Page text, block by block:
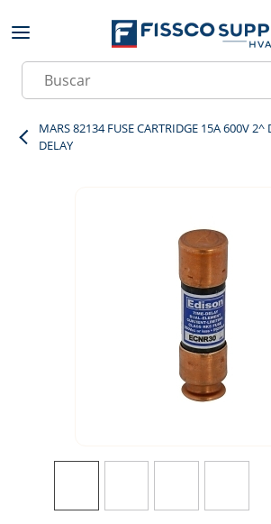
Skip to main content
Site Search
MARS 82134 FUSE CARTRIDGE 15A 600V
DELAY